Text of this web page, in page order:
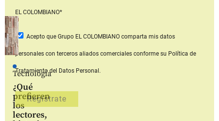
Tecnología
¿Qué
prefieren
los
lectores,
EL COLOMBIANO*
Acepto que Grupo EL COLOMBIANOcomparta mis datos
personales con terceros aliados comerciales conforme su Política de
Tratamiento del Datos Personal.